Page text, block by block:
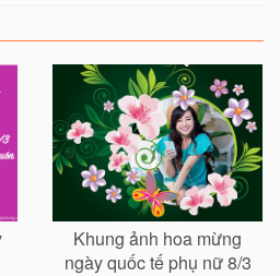
Khung ảnh hoa mừng
ngày quốc tế phụ nữ 8/3